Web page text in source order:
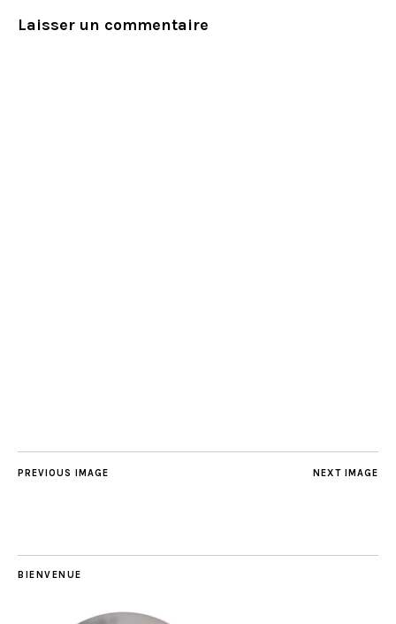
Laisser un commentaire
NEXT IMAGE
PREVIOUS IMAGE
BIENVENUE